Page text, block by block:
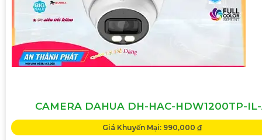
CAMERA DAHUA DH-HAC-HDW1200TP-
Giá Khuyến Mại: 990,000 ₫